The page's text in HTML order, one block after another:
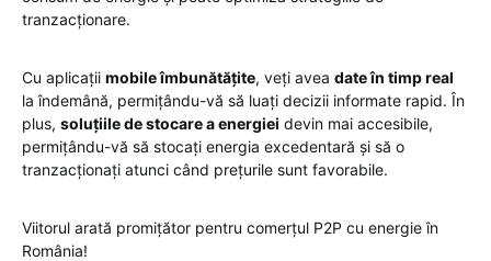
tranzacționare.
Cu aplicații mobile îmbunătățite, veți avea date în timp real
la îndemână, permițându-vă să luați decizii informate rapid. În
plus, soluțiile de stocare a energiei devin mai accesibile,
permițându-vă să stocați energia excedentară și să o
tranzacționați atunci când prețurile sunt favorabile.
Viitorul arată promițător pentru comerțul P2P cu energie în
România!